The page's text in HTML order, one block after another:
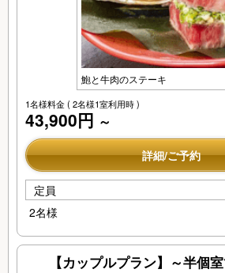
鮑と牛肉のステーキ
1名様料金( 2名様1室利用時 )
43,900円 ～
詳細/ご予約
定員
2名様
【カップルプラン】～半個